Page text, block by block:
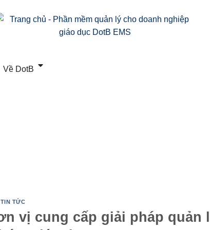
Về DotB
TIN TỨC
vị cung cấp giải pháp quản